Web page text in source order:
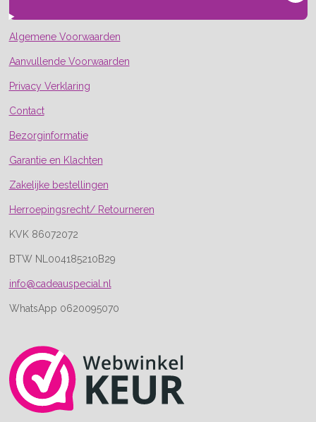
Algemene Voorwaarden
Aanvullende Voorwaarden
Privacy Verklaring
Contact
Bezorginformatie
Garantie en Klachten
Zakelijke bestellingen
Herroepingsrecht/ Retourneren
KVK 86072072
BTW NL004185210B29
info@cadeauspecial.nl
WhatsApp 0620095070